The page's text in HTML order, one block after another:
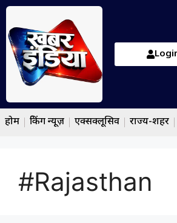
होम ब्रेकिंग न्यूज़ एक्सक्लूसिव राज्य-शहर
#Rajasthan